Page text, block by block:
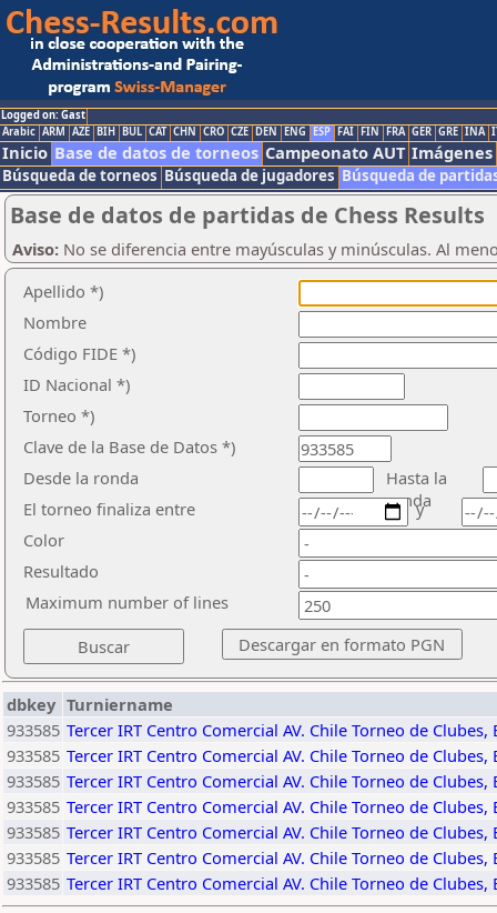
Logged on: Gast
Arabic ARM AZE BIH BUL CAT CHN CRO CZE DEN ENG ESP FAI FIN FRA GER GRE INA
Inicio Base de datos de torneos Campeonato AUT Imágenes
Búsqueda de torneos Búsqueda de jugadores Búsqueda de
Base de datos de partidas de Chess Results
Aviso: No se diferencia entre mayúsculas y minúsculas. Al
Apellido *)
Nombre
Código FIDE *)
ID Nacional *)
Torneo *)
Clave de la Base de Datos *)
Desde la ronda
Hasta la
ronda
El torneo finaliza entre
Color
Resultado
y
Maximum number of lines
dbkey Turniername
933585 Tercer IRT Centro Comercial AV. Chile Torneo de Clubes,
933585 Tercer IRT Centro Comercial AV. Chile Torneo de Clubes,
933585 Tercer IRT Centro Comercial AV. Chile Torneo de Clubes,
933585 Tercer IRT Centro Comercial AV. Chile Torneo de Clubes,
933585 Tercer IRT Centro Comercial AV. Chile Torneo de Clubes,
933585 Tercer IRT Centro Comercial AV. Chile Torneo de Clubes,
933585 Tercer IRT Centro Comercial AV. Chile Torneo de Clubes,